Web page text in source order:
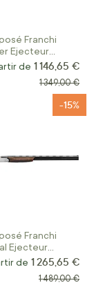
Franchi
Ejecteur
76 de 1 146,65 €
Prix normal
1 349,00 €
Franchi
Ejecteur
76
-15%
de 1 265,65 €
Prix normal
1 489,00 €